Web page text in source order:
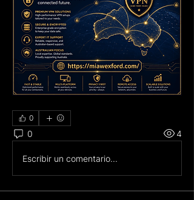
0
0 4
Escribir un comentario...